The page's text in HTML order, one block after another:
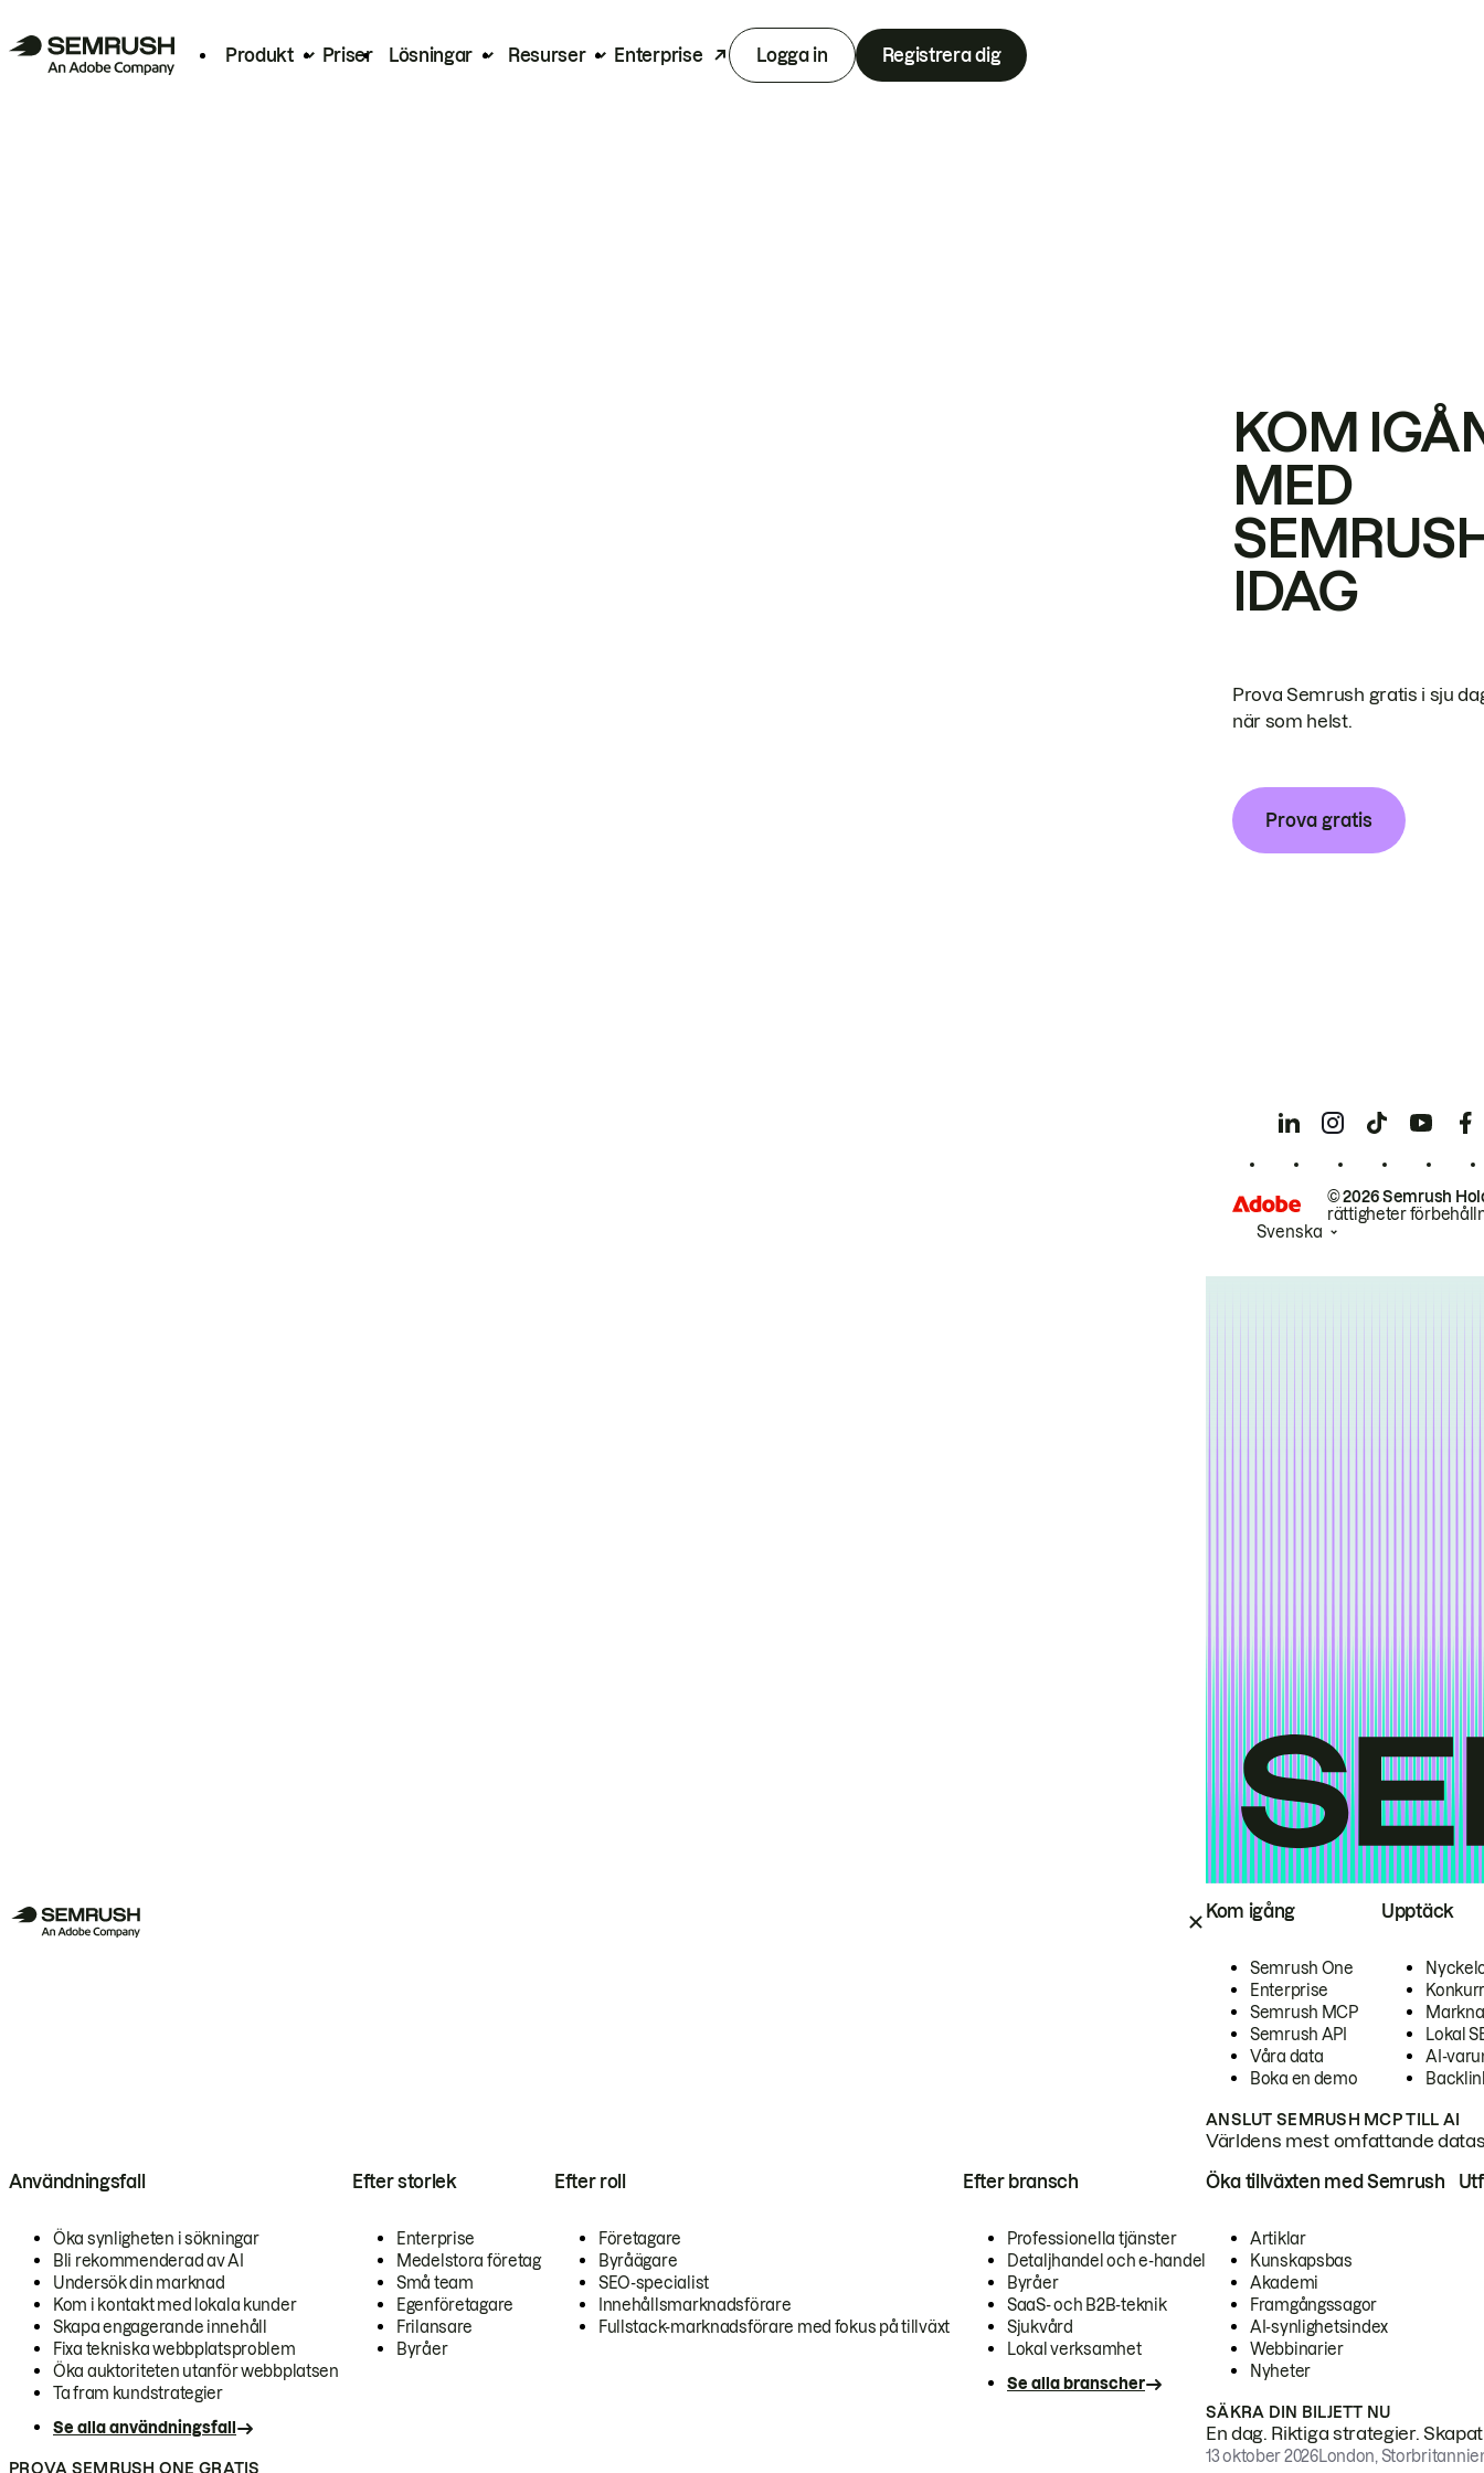
Produkt Priser Lösningar Resurser Enterprise Logga in Registrera dig
Kom igång
Semrush One
Enterprise
Semrush MCP
Semrush API
Våra data
Boka en demo
Upptäck
Lokal
AI-
ANSLUT SEMRUSH MCP TILL AI
Världens mest omfattande
Användningsfall
Öka synligheten i sökningar
Bli rekommenderad av AI
Undersök din marknad
Kom i kontakt med lokala kunder
Skapa engagerande innehåll
Fixa tekniska webbplatsproblem
Öka auktoriteten utanför webbplatsen
Ta fram kundstrategier
Se alla användningsfall
Efter storlek
Enterprise
Medelstora företag
Små team
Egenföretagare
Frilansare
Byråer
Efter roll
Företagare
Byråägare
SEO-specialist
Innehållsmarknadsförare
Fullstack-marknadsförare med fokus på tillväxt
Efter bransch
Professionella tjänster
Detaljhandel och e-handel
Byråer
SaaS- och B2B-teknik
Sjukvård
Lokal verksamhet
Se alla branscher
PROVA SEMRUSH ONE GRATIS
Öka tillväxten med Semrush
Artiklar
Kunskapsbas
Akademi
Framgångssagor
AI-synlighetsindex
Webbinarier
Nyheter
SÄKRA DIN BILJETT NU
En dag. Riktiga strategier.
13 oktober 2026London,
KOM
MED
IDAG
Prova Semrush gratis i sju
när som helst.
Prova gratis
© 2026 Semrush
rättigheter
Svenska